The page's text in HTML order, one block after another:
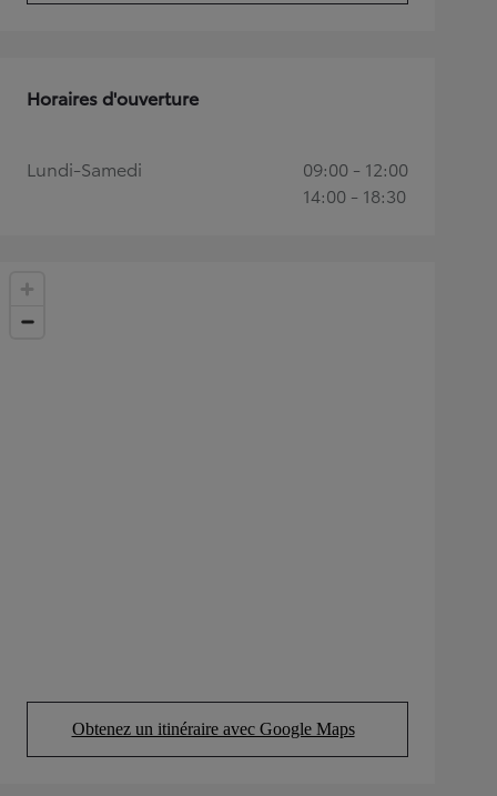
Obtenez un itinéraire avec Google Maps
(Opens in new tab)
Horaires d'ouverture
Lundi-Samedi
09:00 - 12:00
14:00 - 18:30